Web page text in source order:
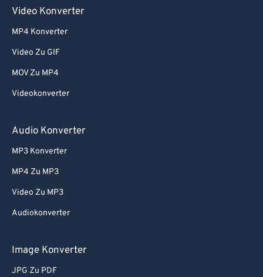
Video Konverter
MP4 Konverter
Video Zu GIF
MOV Zu MP4
Videokonverter
Audio Konverter
MP3 Konverter
MP4 Zu MP3
Video Zu MP3
Audiokonverter
Image Konverter
JPG Zu PDF